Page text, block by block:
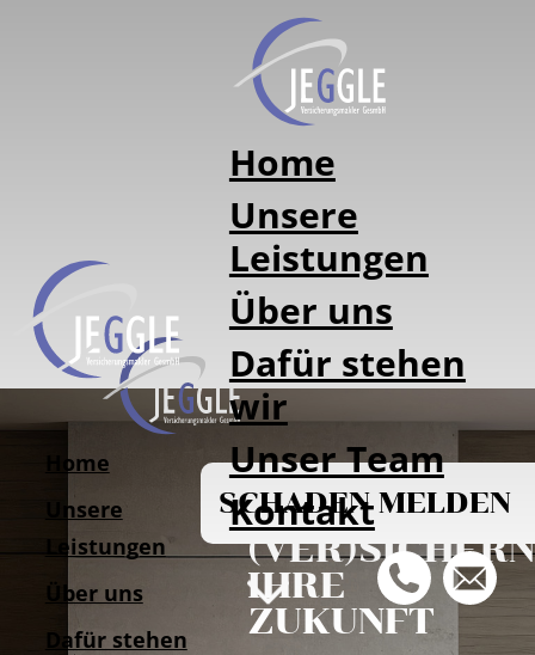
Home
Unsere
Leistungen
Über uns
Dafür stehen
wir
Unser Team
Kontakt
Home
Unsere
Leistungen
Über uns
Dafür stehen
WIR
(VER)SICHERN
IHRE
ZUKUNFT
SCHADEN MELDEN